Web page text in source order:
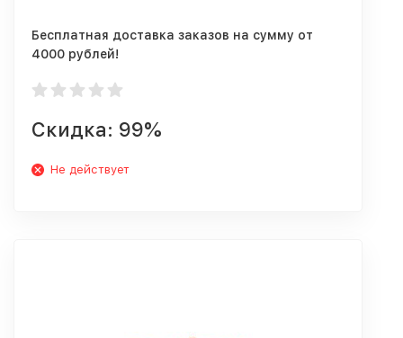
Бесплатная доставка заказов на сумму от
4000 рублей!
Скидка: 99%
Не действует